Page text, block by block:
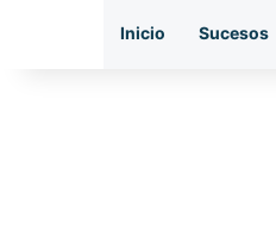
Inicio Sucesos